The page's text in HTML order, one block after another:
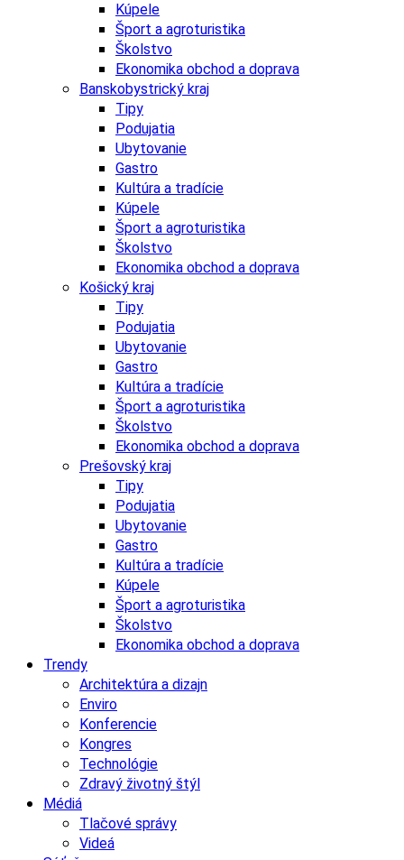
Kúpele
Šport a agroturistika
Školstvo
Ekonomika obchod a doprava
Banskobystrický kraj
Tipy
Podujatia
Ubytovanie
Gastro
Kultúra a tradície
Kúpele
Šport a agroturistika
Školstvo
Ekonomika obchod a doprava
Košický kraj
Tipy
Podujatia
Ubytovanie
Gastro
Kultúra a tradície
Šport a agroturistika
Školstvo
Ekonomika obchod a doprava
Prešovský kraj
Tipy
Podujatia
Ubytovanie
Gastro
Kultúra a tradície
Kúpele
Šport a agroturistika
Školstvo
Ekonomika obchod a doprava
Trendy
Architektúra a dizajn
Enviro
Konferencie
Kongres
Technológie
Zdravý životný štýl
Médiá
Tlačové správy
Videá